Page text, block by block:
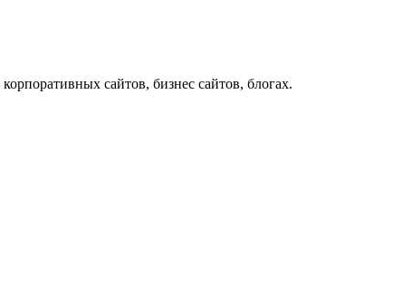
корпоративных сайтов, бизнес сайтов, блогах.